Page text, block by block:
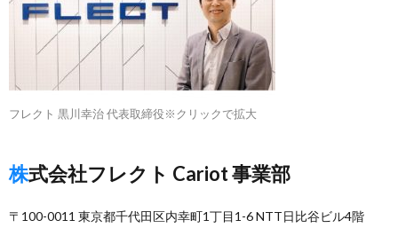
フレクト 黒川幸治 代表取締役※クリックで拡大
株式会社フレクト Cariot 事業部
〒100-0011 東京都千代田区内幸町1丁目1-6 NTT日比谷ビル4階